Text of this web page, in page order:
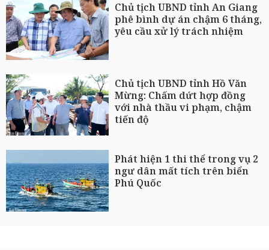
Chủ tịch UBND tỉnh An Giang
phê bình dự án chậm 6 tháng,
yêu cầu xử lý trách nhiệm
Chủ tịch UBND tỉnh Hồ Văn
Mừng: Chấm dứt hợp đồng
với nhà thầu vi phạm, chậm
tiến độ
Phát hiện 1 thi thể trong vụ 2
ngư dân mất tích trên biển
Phú Quốc